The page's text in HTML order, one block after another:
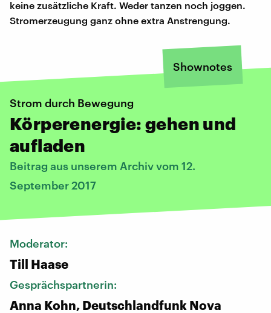
keine zusätzliche Kraft. Weder tanzen noch joggen.
Stromerzeugung ganz ohne extra Anstrengung.
Shownotes
Strom durch Bewegung
Körperenergie: gehen und
aufladen
Beitrag aus unserem Archiv vom 12.
September 2017
Moderator:
Till Haase
Gesprächspartnerin:
Anna Kohn, Deutschlandfunk Nova